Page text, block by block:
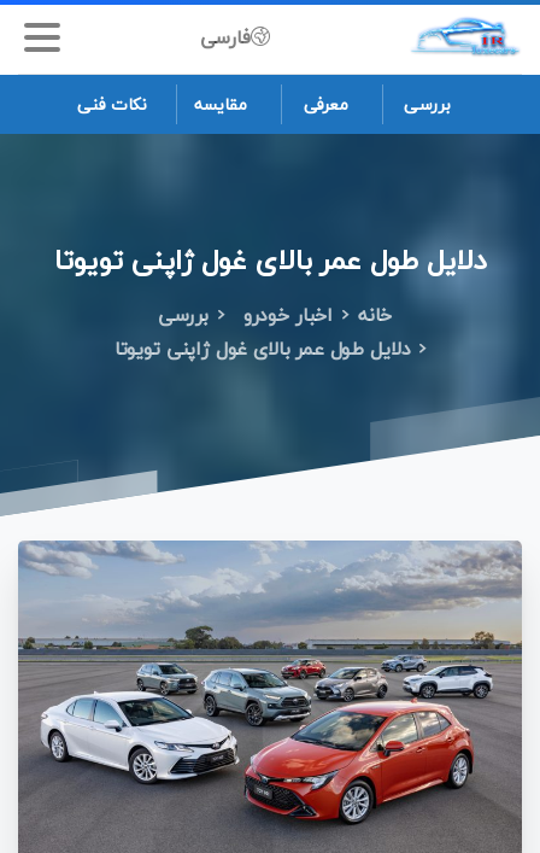
فارسی
بررسی معرفی مقایسه نکات فنی
دلایلطول عمربالای غول ژاپنی تویوتا
خانه اخبار خودرو
بررسی
دلایل طول عمر بالای غول ژاپنی تویوتا